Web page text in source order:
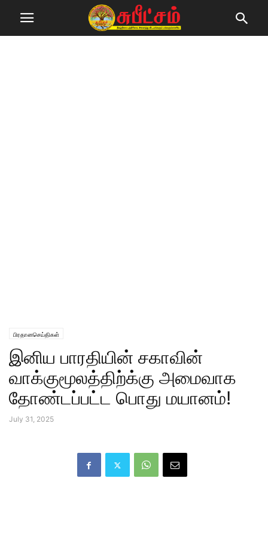
பிரதானசெய்திகள்
இனிய பாரதியின் சகாவின்
வாக்குமூலத்திற்க்கு அமைவாக
தோண்டப்பட்ட பொது மயானம்!
July 31, 2025